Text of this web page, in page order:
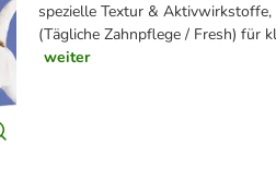
spezielle Textur &
(Tägliche Zahnpflege / Fresh) für
weiter